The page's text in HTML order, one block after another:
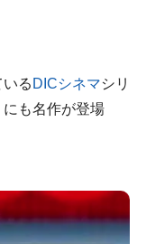
る DICシネマシリ
にも名作が登場